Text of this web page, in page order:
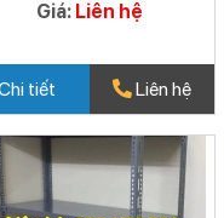
Giá: Liên hệ
tiết Liên hệ